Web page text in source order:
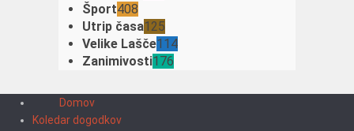
Šport408
Utrip časa125
Velike Lašče114
Zanimivosti176
Domov
Koledar dogodkov